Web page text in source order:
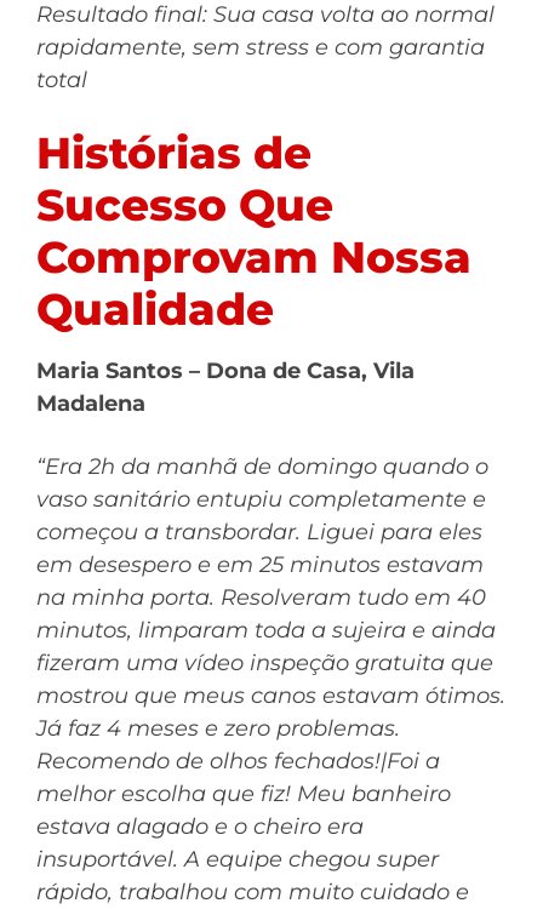
Resultado final: Sua casa volta ao normal
rapidamente, sem stress e com garantia
total
Histórias de
Sucesso Que
Comprovam Nossa
Qualidade
Maria Santos – Dona de Casa, Vila
Madalena
“Era 2h da manhã de domingo quando o
vaso sanitário entupiu completamente e
começou a transbordar. Liguei para eles
em desespero e em 25 minutos estavam
na minha porta. Resolveram tudo em 40
minutos, limparam toda a sujeira e ainda
fizeram uma vídeo inspeção gratuita que
mostrou que meus canos estavam ótimos.
Já faz 4 meses e zero problemas.
Recomendo de olhos fechados!|Foi a
melhor escolha que fiz! Meu banheiro
estava alagado e o cheiro era
insuportável. A equipe chegou super
rápido, trabalhou com muito cuidado e